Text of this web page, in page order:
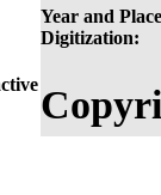
Year and
Digitization: